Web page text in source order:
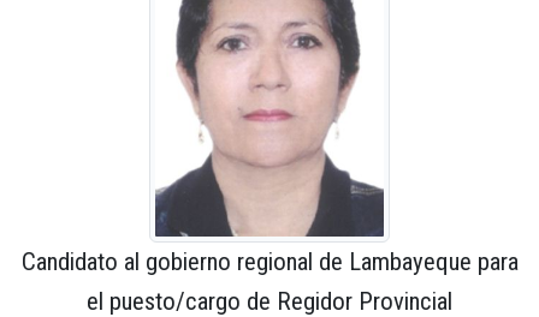
Candidato al gobierno regional de Lambayeque para
el puesto/cargo de Regidor Provincial